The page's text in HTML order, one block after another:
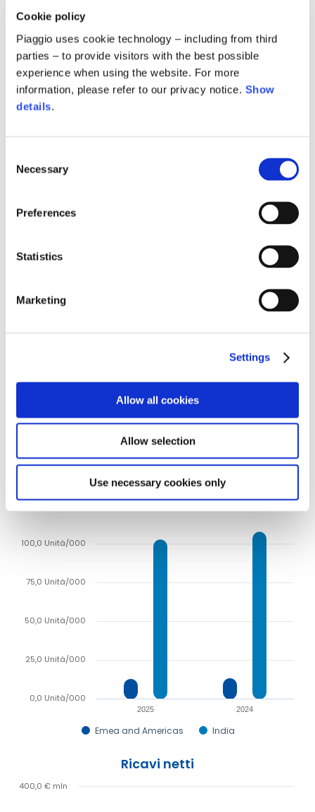
Cookie policy
Piaggio uses cookie technology – including from third
parties – to provide visitors with the best possible
experience when using the website. For more
information, please refer to our privacy notice. Show
details.
Selection
Necessary
Preferences
Statistics
Marketing
Settings
Allow all cookies
Allow selection
Use necessary cookies only
Emea and Americas
Asia Pacific 2 W
2025 2024
0,0 Unità/000
1000,0 € mln
Prodotti: Veicoli Commerciali -
Distribuzione per area geografica
Volumi di vendita
Emea and Americas India
2025 2024
0,0 Unità/000
25,0 Unità/000
50,0 Unità/000
75,0 Unità/000
100,0 Unità/000
125,0 Unità/000
Ricavi netti
400,0 € mln